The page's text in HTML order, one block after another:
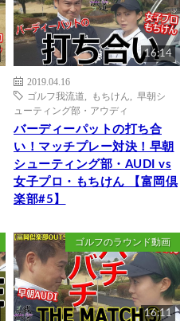
16:14
2019.04.16
ゴルフ我流道
もちけん
早朝シ
ューティング部・アウディ
バーディーパットの打ち合
い！マッチプレー対決！早朝
シューティング部・AUDI vs
女子プロ・もちけん 【富岡倶
楽部#5】
ゴルフのラウンド動画
16:11